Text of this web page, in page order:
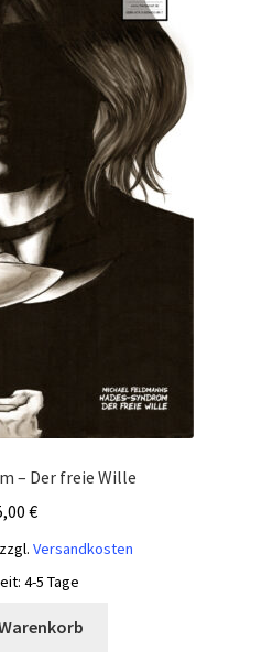
– Der freie Wille
€
zzgl. Versandkosten
4-5 Tage